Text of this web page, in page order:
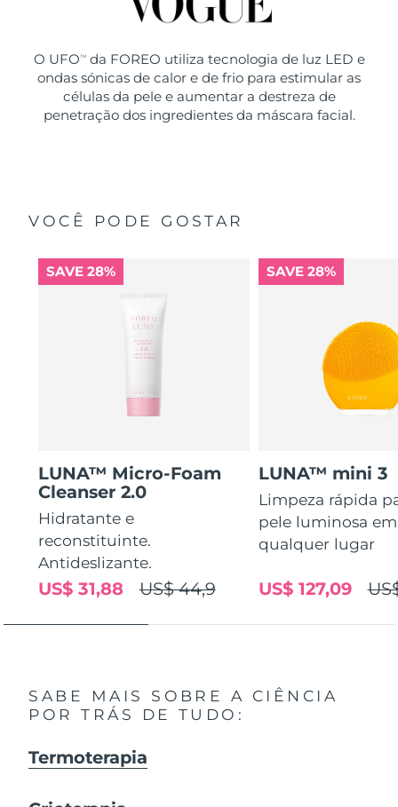
O UFO TMda FOREO utiliza tecnologia de luz LED e
ondas sónicas de calor e de frio para estimular as
células da pele e aumentar a destreza de
penetração dos ingredientes da máscara facial.
VOCÊ PODE GOSTAR
SAVE 28%
LUNA™ Micro-Foam
Cleanser 2.0
Hidratante e
reconstituinte.
Antideslizante.
US$ 44,9
US$ 31,88
SAVE 28%
LUNA™ mini 3
Limpeza rápida
pele luminosa em
qualquer lugar
US$ 127,09
SABE MAIS SOBRE A CIÊNCIA
POR TRÁS DE TUDO:
Termoterapia